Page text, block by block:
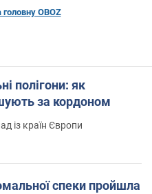
OBOZ
полігони: як
за кордоном
із країн Європи
спеки пройшла